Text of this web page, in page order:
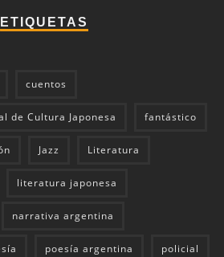
ETIQUETAS
cuentos
de Cultura Japonesa fantástico
Jazz Literatura
literatura japonesa
narrativa argentina
poesía argentina policial